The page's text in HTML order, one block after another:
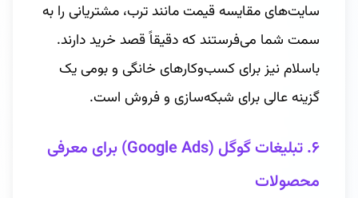
سایت‌های مقایسه قیمت مانند ترب، مشتریانی را به
سمت شما می‌فرستند که دقیقاً قصد خرید دارند.
باسلام نیز برای کسب‌وکارهای خانگی و بومی یک
گزینه عالی برای شبکه‌سازی و فروش است.
۶. تبلیغات گوگل (Google Ads) برای معرفی
محصولات